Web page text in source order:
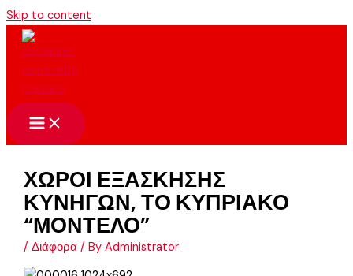
Skip to content
ΧΩΡΟΙ ΕΞΑΣΚΗΣΗΣ
ΚΥΝΗΓΩΝ, ΤΟ ΚΥΠΡΙΑΚΟ
“ΜΟΝΤΕΛΟ”
/Διάφορα / ByAdministrator